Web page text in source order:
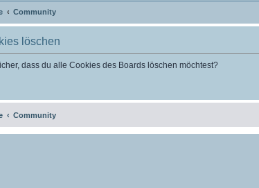
Community
löschen
dass du alle Cookies des Boards löschen möchtest?
Community